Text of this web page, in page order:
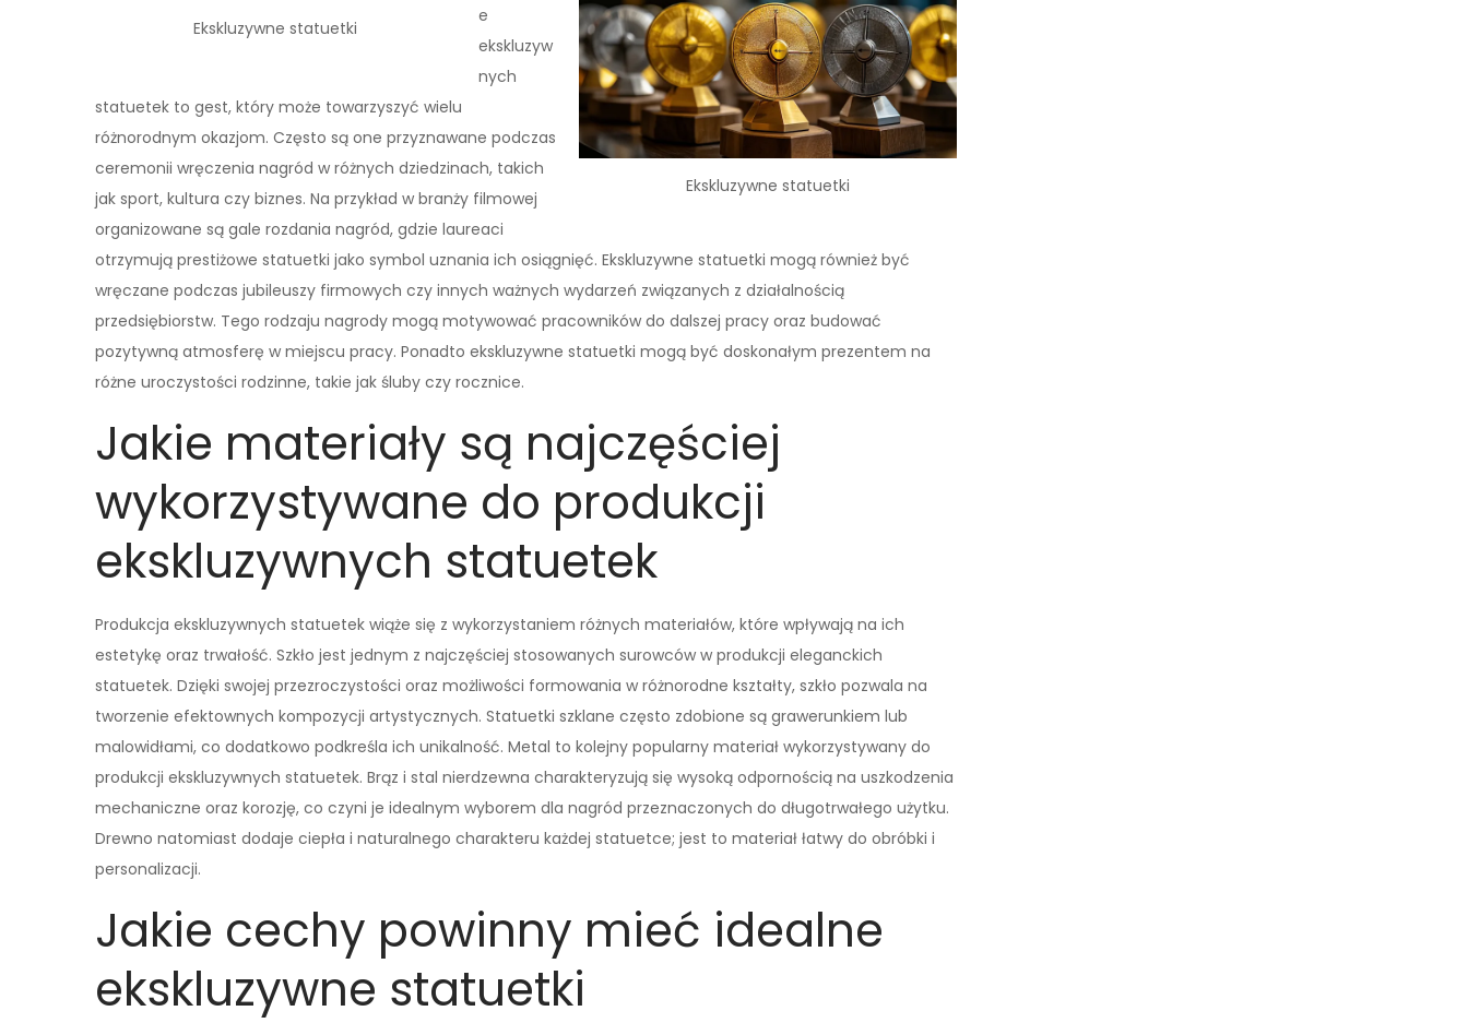
Ekskluzywne statuetki
Ekskluzywne statuetki
e
ekskluzyw
nych
statuetek to gest, który może towarzyszyć wielu
różnorodnym okazjom. Często są one przyznawane podczas
ceremonii wręczenia nagród w różnych dziedzinach, takich
jak sport, kultura czy biznes. Na przykład w branży filmowej
organizowane są gale rozdania nagród, gdzie laureaci
otrzymują prestiżowe statuetki jako symbol uznania ich osiągnięć. Ekskluzywne statuetki mogą również być
wręczane podczas jubileuszy firmowych czy innych ważnych wydarzeń związanych z działalnością
przedsiębiorstw. Tego rodzaju nagrody mogą motywować pracowników do dalszej pracy oraz budować
pozytywną atmosferę w miejscu pracy. Ponadto ekskluzywne statuetki mogą być doskonałym prezentem na
różne uroczystości rodzinne, takie jak śluby czy rocznice.
Jakie materiały są najczęściej
wykorzystywane do produkcji
ekskluzywnych statuetek
Produkcja ekskluzywnych statuetek wiąże się z wykorzystaniem różnych materiałów, które wpływają na ich
estetykę oraz trwałość. Szkło jest jednym z najczęściej stosowanych surowców w produkcji eleganckich
statuetek. Dzięki swojej przezroczystości oraz możliwości formowania w różnorodne kształty, szkło pozwala na
tworzenie efektownych kompozycji artystycznych. Statuetki szklane często zdobione są grawerunkiem lub
malowidłami, co dodatkowo podkreśla ich unikalność. Metal to kolejny popularny materiał wykorzystywany do
produkcji ekskluzywnych statuetek. Brąz i stal nierdzewna charakteryzują się wysoką odpornością na uszkodzenia
mechaniczne oraz korozję, co czyni je idealnym wyborem dla nagród przeznaczonych do długotrwałego użytku.
Drewno natomiast dodaje ciepła i naturalnego charakteru każdej statuetce; jest to materiał łatwy do obróbki i
personalizacji.
Jakie cechy powinny mieć idealne
ekskluzywne statuetki